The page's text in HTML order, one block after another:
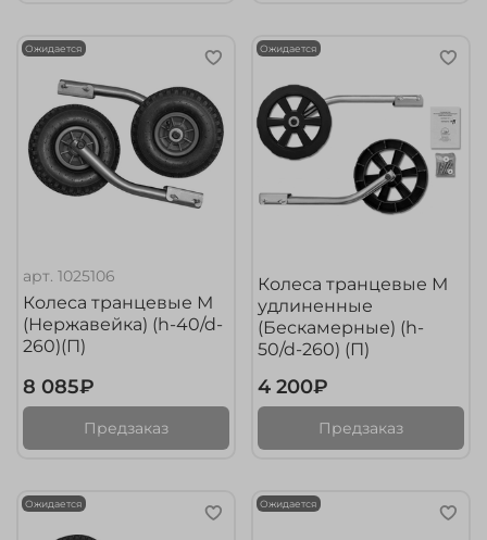
Ожидается
арт.1025106
Колеса транцевые М
(Нержавейка) (h-40/d-
260)(П)
8 085₽
Предзаказ
Ожидается
Колеса транцевые М
удлиненные
(Бескамерные) (h-
50/d-260) (П)
4 200₽
Предзаказ
Ожидается Ожидается